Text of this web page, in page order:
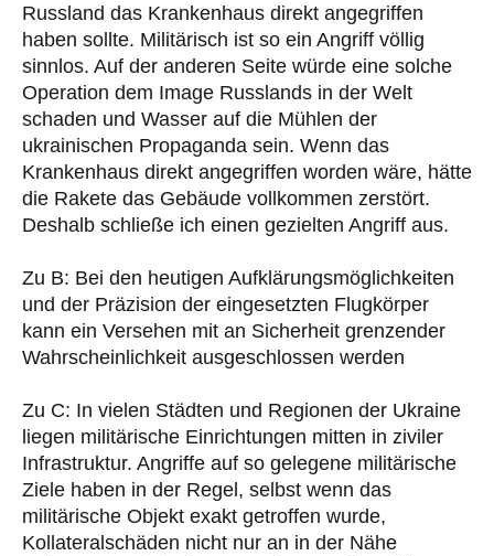
Russland das Krankenhaus direkt angegriffen
haben sollte. Militärisch ist so ein Angriff völlig
sinnlos. Auf der anderen Seite würde eine solche
Operation dem Image Russlands in der Welt
schaden und Wasser auf die Mühlen der
ukrainischen Propaganda sein. Wenn das
Krankenhaus direkt angegriffen worden wäre, hätte
die Rakete das Gebäude vollkommen zerstört.
Deshalb schließe ich einen gezielten Angriff aus.
Zu B: Bei den heutigen Aufklärungsmöglichkeiten
und der Präzision der eingesetzten Flugkörper
kann ein Versehen mit an Sicherheit grenzender
Wahrscheinlichkeit ausgeschlossen werden
Zu C: In vielen Städten und Regionen der Ukraine
liegen militärische Einrichtungen mitten in ziviler
Infrastruktur. Angriffe auf so gelegene militärische
Ziele haben in der Regel, selbst wenn das
militärische Objekt exakt getroffen wurde,
Kollateralschäden nicht nur an in der Nähe